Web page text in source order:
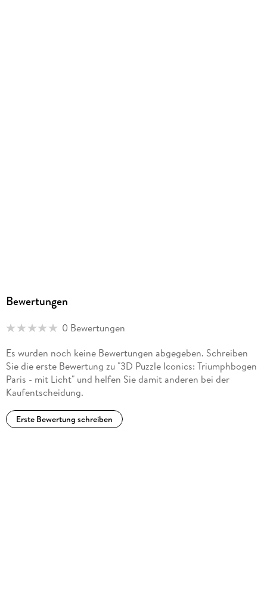
Bewertungen
0 Bewertungen
Es wurden noch keine Bewertungen abgegeben. Schreiben
Sie die erste Bewertung zu "3D Puzzle Iconics: Triumphbogen
Paris - mit Licht" und helfen Sie damit anderen bei der
Kaufentscheidung.
Erste Bewertung schreiben